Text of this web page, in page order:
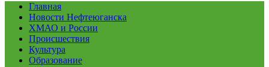
Главная
Новости Нефтеюганска
ХМАО и России
Происшествия
Культура
Образование